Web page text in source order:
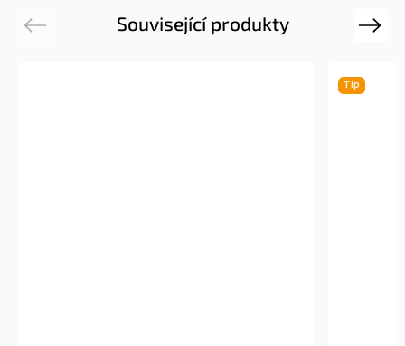
Související produkty
Previous
Tip
Next